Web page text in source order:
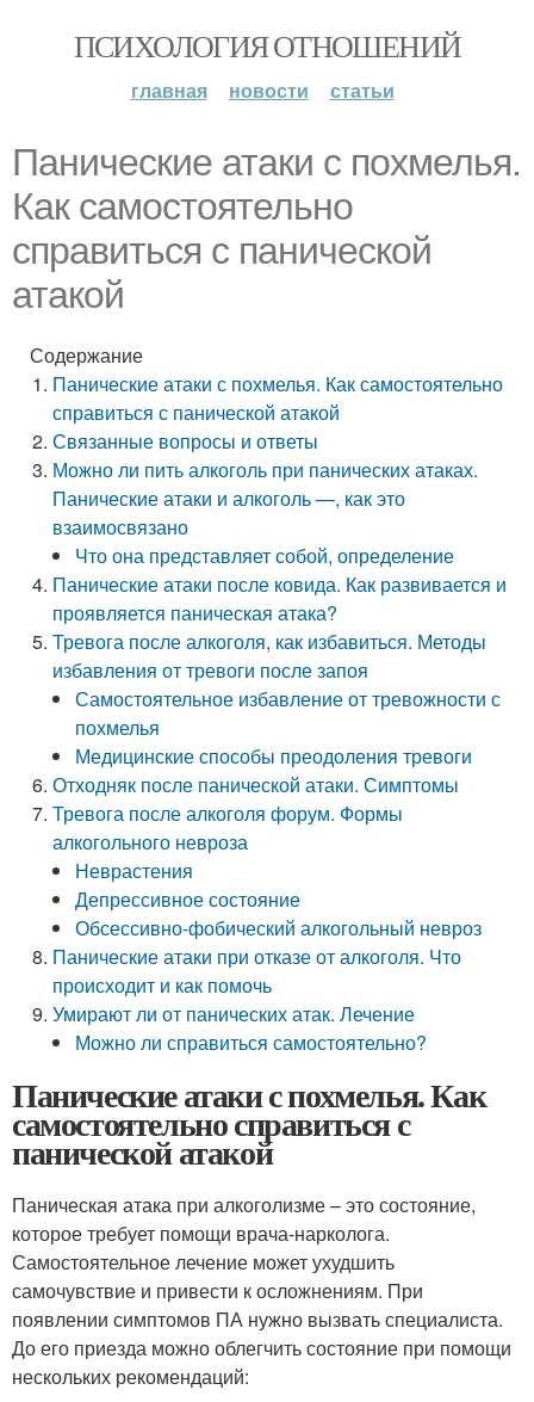
ПСИХОЛОГИЯ ОТНОШЕНИЙ
главная новости статьи
Панические атаки с похмелья.
Как самостоятельно
справиться с панической
атакой
Содержание
Панические атаки с похмелья. Как самостоятельно
справиться с панической атакой
Связанные вопросы и ответы
Можно ли пить алкоголь при панических атаках.
Панические атаки и алкоголь —, как это
взаимосвязано
Что она представляет собой, определение
Панические атаки после ковида. Как развивается и
проявляется паническая атака?
Тревога после алкоголя, как избавиться. Методы
избавления от тревоги после запоя
Самостоятельное избавление от тревожности с
похмелья
Медицинские способы преодоления тревоги
Отходняк после панической атаки. Симптомы
Тревога после алкоголя форум. Формы
алкогольного невроза
Неврастения
Депрессивное состояние
Обсессивно-фобический алкогольный невроз
Панические атаки при отказе от алкоголя. Что
происходит и как помочь
Умирают ли от панических атак. Лечение
Можно ли справиться самостоятельно?
Панические атаки с похмелья. Как
самостоятельно справиться с
панической атакой
Паническая атака при алкоголизме – это состояние,
которое требует помощи врача-нарколога.
Самостоятельное лечение может ухудшить
самочувствие и привести к осложнениям. При
появлении симптомов ПА нужно вызвать специалиста.
До его приезда можно облегчить состояние при помощи
нескольких рекомендаций: